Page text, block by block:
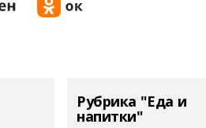
Рубрика "Еда и
напитки"